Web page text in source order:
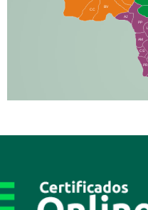
BV
CC
PP
AJ
AM
CS
PR